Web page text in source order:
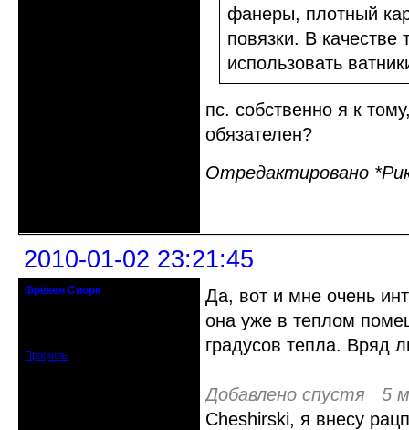
фанеры, плотный
повязки. В
использовать
пс. собственно я к
обязателен?
Отредактировано
2010-01-02 23:21:45
Фрёкен Снорк
Профиль
Да, вот и мне очень
она уже в теплом
градусов тепла. Вряд
Добавлено спустя 5
Cheshirski, я внесу